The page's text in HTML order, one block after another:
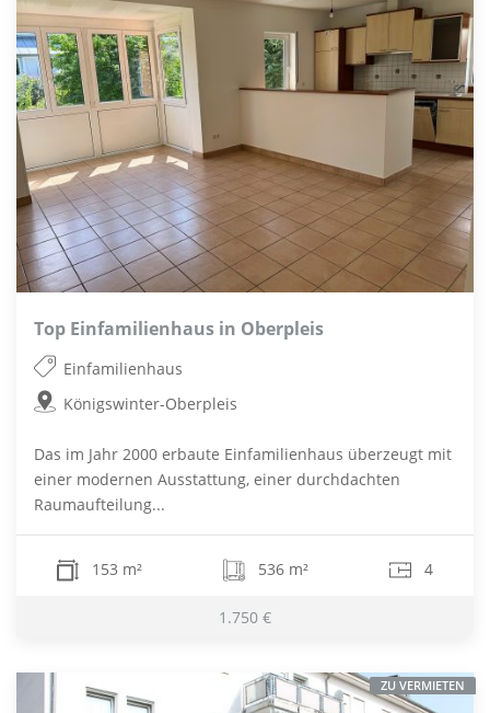
Top Einfamilienhaus in Oberpleis
Einfamilienhaus
Königswinter-Oberpleis
Das im Jahr 2000 erbaute Einfamilienhaus überzeugt mit
einer modernen Ausstattung, einer durchdachten
Raumaufteilung...
153 m² 536 m² 4
1.750 €
ZU VERMIETEN